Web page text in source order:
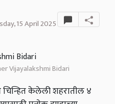
15 April 2025
Vijayalakshmi Bidari
चिन्हितकेलेलीशहरातील४